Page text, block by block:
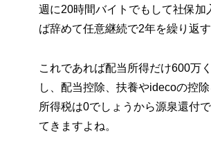
週に20時間バイトでもして社保加
ば辞めて任意継続で2年を繰り返す
これであれば配当所得だけ600万
し、配当控除、扶養やidecoの控
所得税は0でしょうから源泉還付
てきますよね。